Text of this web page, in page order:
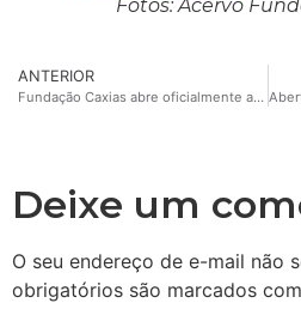
Fotos: Acervo
ANTERIOR
Fundação Caxias abre oficialmente a Campanha do Agasalho 2025
Deixe um
O seu endereço de e-mail não
obrigatórios são marcados com